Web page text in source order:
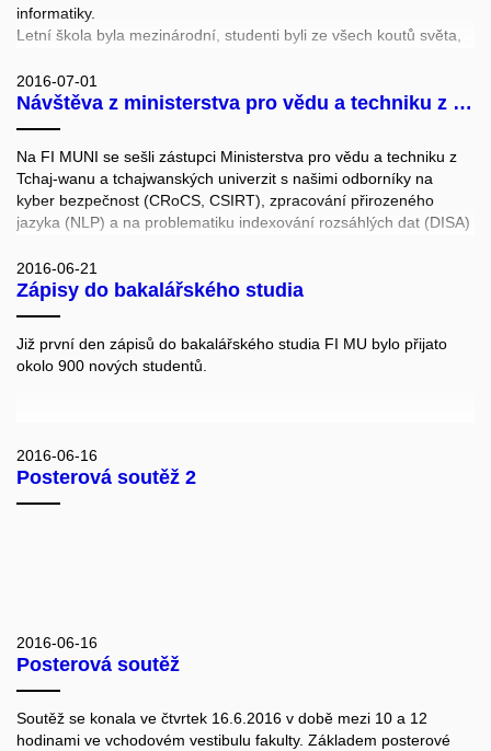
informatiky.
Letní škola byla mezinárodní, studenti byli ze všech koutů světa,
celou řadu přednášek (třeba o licencích software) a navštívili
laboratoř CRoCS, kde si vyzkoušeli čtení biometrických pasů a
2016-07-01
Návštěva z ministerstva pro vědu a techniku z Tchaj-wanu
Na FI MUNI se sešli zástupci Ministerstva pro vědu a techniku z
Tchaj-wanu a tchajwanských univerzit s našimi odborníky na
kyber bezpečnost (CRoCS, CSIRT), zpracování přirozeného
jazyka (NLP) a na problematiku indexování rozsáhlých dat (DISA)
klíčových oblastech.
Přítomni byli i zástupci rektorátu Masarykovy univerzity, kteří se s
2016-06-21
Zápisy do bakalářského studia
Již první den zápisů do bakalářského studia FI MU bylo přijato
okolo 900 nových studentů.
2016-06-16
Posterová soutěž 2
2016-06-16
Posterová soutěž
Soutěž se konala ve čtvrtek 16.6.2016 v době mezi 10 a 12
hodinami ve vchodovém vestibulu fakulty. Základem posterové